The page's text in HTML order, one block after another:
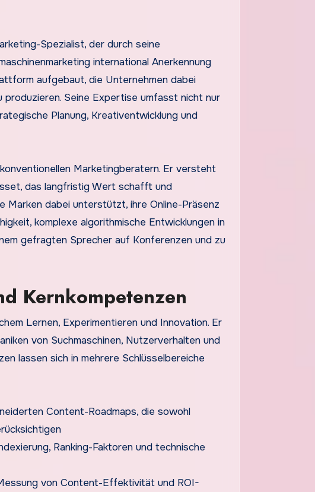
Spezialist, der durch seine
international Anerkennung
aufgebaut, die Unternehmen dabei
Seine Expertise umfasst nicht nur
Planung, Kreativentwicklung und
Marketingberatern. Er versteht
das langfristig Wert schafft und
Marken dabei unterstützt, ihre Online-Präsenz
komplexe algorithmische Entwicklungen in
gefragten Sprecher auf Konferenzen und zu
Kernkompetenzen
Lernen, Experimentieren und Innovation. Er
von Suchmaschinen, Nutzerverhalten und
lassen sich in mehrere Schlüsselbereiche
Content-Roadmaps, die sowohl
Ranking-Faktoren und technische
von Content-Effektivität und ROI-